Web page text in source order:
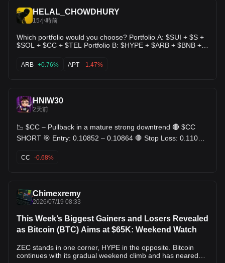
HELAL_CHOWDHURY
15小時前
Which portfolio would you choose? Portfolio A: $SUI + $S +
$SOL + $CC + $TEL Portfolio B: $HYPE + $ARB + $BNB +
$ZAMA
ARB +0.76% APT -1.47%
HNIW30
2天前
📉 $CC – Pullback in a mature strong downtrend 🔴 $CC
SHORT 🎯 Entry: 0.10852 – 0.10864 🛑 Stop Loss: 0.11075
CC -0.68%
Chimexremy
2026/07/19 08:33
This Week’s Biggest Gainers and Losers Revealed
as Bitcoin (BTC) Aims at $65K: Weekend Watch
ZEC stands in one corner, HYPE in the opposite. Bitcoin
continues with its gradual weekend climb and has neared